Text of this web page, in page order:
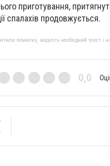
приготування,
спалахів продовжується.
помилку, виділіть необхідний текст і
0,0